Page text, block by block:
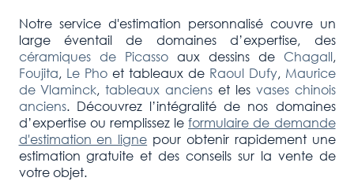
Notre service d'estimation personnalisé couvre un
large éventail de domaines d’expertise, des
céramiques de Picassoaux dessins de Chagall,
Foujita, Le Phoet tableaux de Raoul Dufy, Maurice
de Vlaminck,tableaux anciens et les vases chinois
anciens. Découvrez l’intégralité de nos domaines
d’expertise ou remplissez leformulaire de demande
d'estimation en ligne pour obtenir rapidement une
estimation gratuite et des conseils sur la vente de
votre objet.